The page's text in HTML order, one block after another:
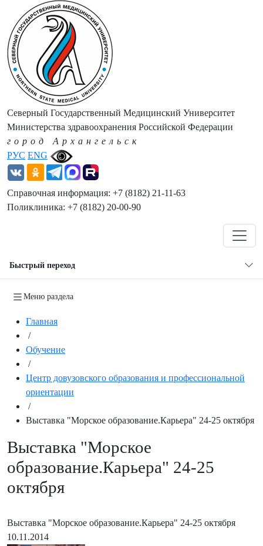
РУС ENG
Северный Государственный Медицинский Университет
Министерства здравоохранения Российской Федерации
город Архангельск
Справочная информация: +7 (8182) 21-11-63
Поликлиника: +7 (8182) 20-00-90
Быстрый переход
Меню раздела
Главная
/
Обучение
/
Центр довузовского образования и профессиональной
ориентации
/
Выставка "Морское образование.Карьера" 24-25 октября
Выставка "Морское
образование.Карьера" 24-25
октября
Выставка "Морское образование.Карьера" 24-25 октября
10.11.2014